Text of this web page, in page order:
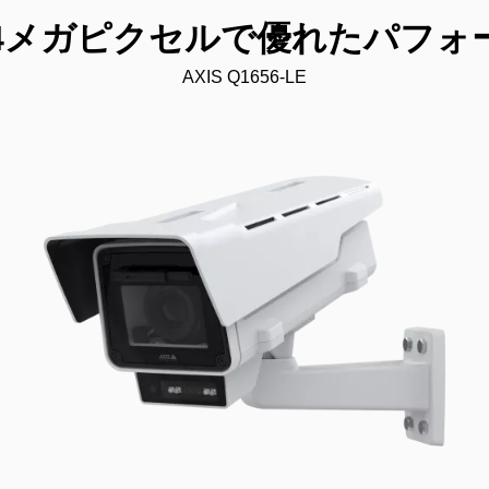
ガピクセルで優れたパフォ
AXIS Q1656-LE